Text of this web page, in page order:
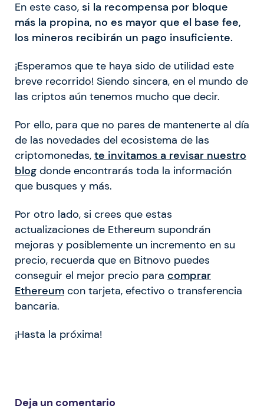
En este caso, si la recompensa por bloque
más la propina, no es mayor que el base fee,
los mineros recibirán un pago insuficiente.
¡Esperamos que te haya sido de utilidad este
breve recorrido! Siendo sincera, en el mundo de
las criptos aún tenemos mucho que decir.
Por ello, para que no pares de mantenerte al día
de las novedades del ecosistema de las
criptomonedas, te invitamos a revisar nuestro
blog donde encontrarás toda la información
que busques y más.
Por otro lado, si crees que estas
actualizaciones de Ethereum supondrán
mejoras y posiblemente un incremento en su
precio, recuerda que en Bitnovo puedes
conseguir el mejor precio para comprar
Ethereum con tarjeta, efectivo o transferencia
bancaria.
¡Hasta la próxima!
Deja un comentario